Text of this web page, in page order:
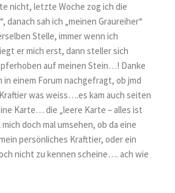
nicht, letzte Woche zog ich die
danach sah ich „meinen Graureiher“
Stelle, immer wenn ich
er mich erst, dann steller sich
auf meinen Stein…! Danke
in einem Forum nachgefragt, ob jmd
was weiss….es kam auch seiten
Karte… die „leere Karte – alles ist
doch mal umsehen, ob da eine
persönliches Krafttier, oder ein
nicht zu kennen scheine…. ach wie